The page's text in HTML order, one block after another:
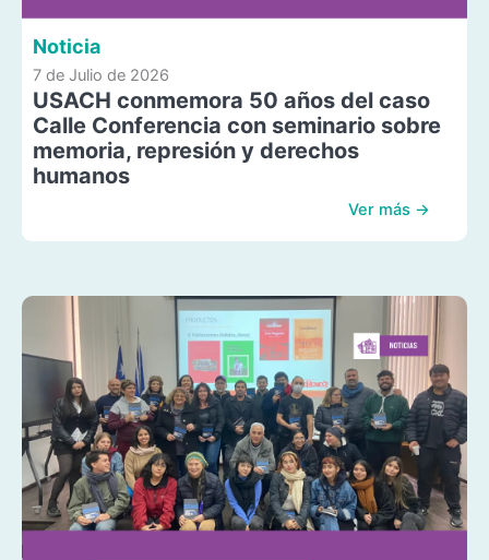
Noticia
7 de Julio de 2026
USACH conmemora 50 años del caso
Calle Conferencia con seminario sobre
memoria, represión y derechos
humanos
Ver más →